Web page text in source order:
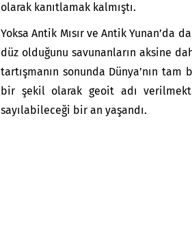
olarak kanıtlamak kalmıştı.
Yoksa Antik Mısır ve Antik Yunan’da
düz olduğunu savunanların aksine
tartışmanın sonunda Dünya’nın
bir şekil olarak geoit adı
sayılabileceği bir an yaşandı.